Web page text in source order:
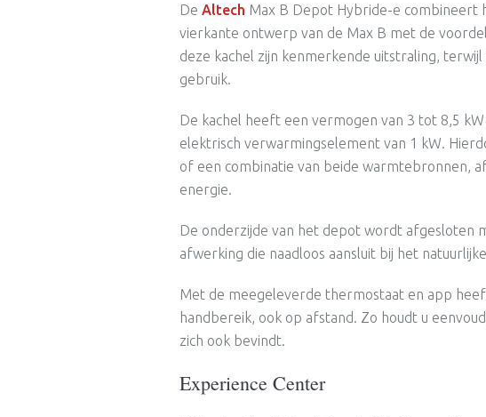
De Altech Max B Depot Hybride-e combineert
vierkante ontwerp van de Max B met de
deze kachel zijn kenmerkende uitstraling,
gebruik.
De kachel heeft een vermogen van 3 tot 8,5
elektrisch verwarmingselement van 1 kW.
of een combinatie van beide warmtebronnen,
energie.
De onderzijde van het depot wordt afgesloten
afwerking die naadloos aansluit bij het
Met de meegeleverde thermostaat en app
handbereik, ook op afstand. Zo houdt u
zich ook bevindt.
Experience Center